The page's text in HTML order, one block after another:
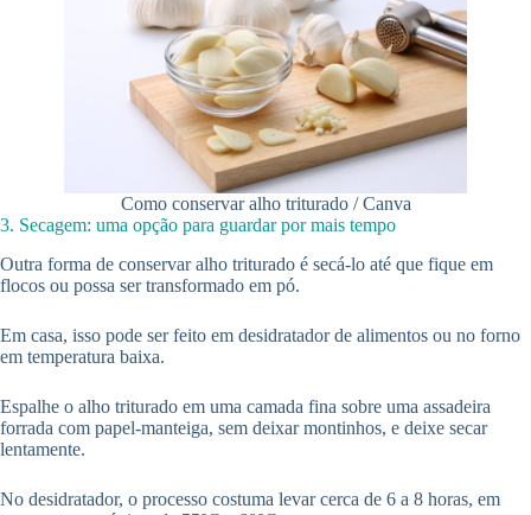
Como conservar alho triturado / Canva
3. Secagem: uma opção para guardar por mais tempo
Outra forma de conservar alho triturado é secá-lo até que fique em
flocos ou possa ser transformado em pó.
Em casa, isso pode ser feito em desidratador de alimentos ou no forno
em temperatura baixa.
Espalhe o alho triturado em uma camada fina sobre uma assadeira
forrada com papel-manteiga, sem deixar montinhos, e deixe secar
lentamente.
No desidratador, o processo costuma levar cerca de 6 a 8 horas, em